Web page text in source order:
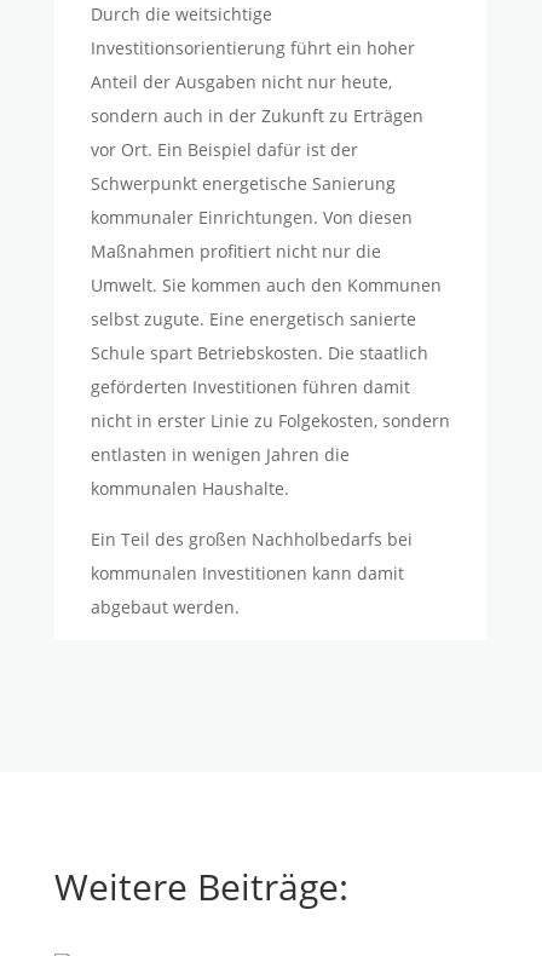
Durch die weitsichtige
Investitionsorientierung führt ein hoher
Anteil der Ausgaben nicht nur heute,
sondern auch in der Zukunft zu Erträgen
vor Ort. Ein Beispiel dafür ist der
Schwerpunkt energetische Sanierung
kommunaler Einrichtungen. Von diesen
Maßnahmen profitiert nicht nur die
Umwelt. Sie kommen auch den Kommunen
selbst zugute. Eine energetisch sanierte
Schule spart Betriebskosten. Die staatlich
geförderten Investitionen führen damit
nicht in erster Linie zu Folgekosten, sondern
entlasten in wenigen Jahren die
kommunalen Haushalte.
Ein Teil des großen Nachholbedarfs bei
kommunalen Investitionen kann damit
abgebaut werden.
Weitere Beiträge: